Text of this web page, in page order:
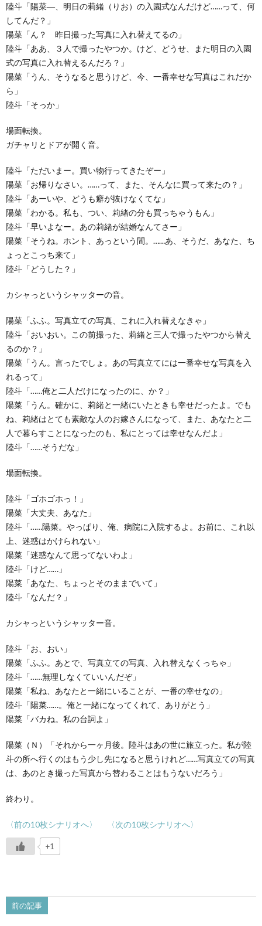
陸斗「陽菜―、明日の莉緒（りお）の入園式なんだけど……って、何
してんだ？」
陽菜「ん？ 昨日撮った写真に入れ替えてるの」
陸斗「ああ、３人で撮ったやつか。けど、どうせ、また明日の入園
式の写真に入れ替えるんだろ？」
陽菜「うん、そうなると思うけど、今、一番幸せな写真はこれだか
ら」
陸斗「そっか」
場面転換。
ガチャリとドアが開く音。
陸斗「ただいまー。買い物行ってきたぞー」
陽菜「お帰りなさい。……って、また、そんなに買って来たの？」
陸斗「あーいや、どうも癖が抜けなくてな」
陽菜「わかる。私も、つい、莉緒の分も買っちゃうもん」
陸斗「早いよなー。あの莉緒が結婚なんてさー」
陽菜「そうね。ホント、あっという間。……あ、そうだ、あなた、ち
ょっとこっち来て」
陸斗「どうした？」
カシャっというシャッターの音。
陽菜「ふふ。写真立ての写真、これに入れ替えなきゃ」
陸斗「おいおい。この前撮った、莉緒と三人で撮ったやつから替え
るのか？」
陽菜「うん。言ったでしょ。あの写真立てには一番幸せな写真を入
れるって」
陸斗「……俺と二人だけになったのに、か？」
陽菜「うん。確かに、莉緒と一緒にいたときも幸せだったよ。でも
ね、莉緒はとても素敵な人のお嫁さんになって、また、あなたと二
人で暮らすことになったのも、私にとっては幸せなんだよ」
陸斗「……そうだな」
場面転換。
陸斗「ゴホゴホっ！」
陽菜「大丈夫、あなた」
陸斗「……陽菜。やっぱり、俺、病院に入院するよ。お前に、これ以
上、迷惑はかけられない」
陽菜「迷惑なんて思ってないわよ」
陸斗「けど……」
陽菜「あなた、ちょっとそのままでいて」
陸斗「なんだ？」
カシャっというシャッター音。
陸斗「お、おい」
陽菜「ふふ。あとで、写真立ての写真、入れ替えなくっちゃ」
陸斗「……無理しなくていいんだぞ」
陽菜「私ね、あなたと一緒にいることが、一番の幸せなの」
陸斗「陽菜……。俺と一緒になってくれて、ありがとう」
陽菜「バカね。私の台詞よ」
陽菜（Ｎ）「それから一ヶ月後。陸斗はあの世に旅立った。私が陸
斗の所へ行くのはもう少し先になると思うけれど……写真立ての写真
は、あのとき撮った写真から替わることはもうないだろう」
終わり。
〈前の10枚シナリオへ〉 〈次の10枚シナリオへ〉
+1
前の記事